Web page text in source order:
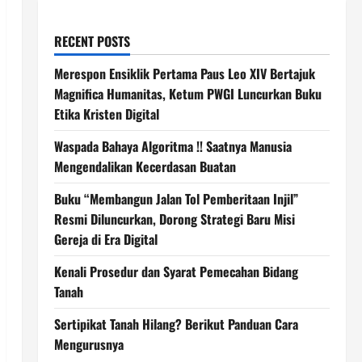
RECENT POSTS
Merespon Ensiklik Pertama Paus Leo XIV Bertajuk
Magnifica Humanitas, Ketum PWGI Luncurkan Buku
Etika Kristen Digital
Waspada Bahaya Algoritma !! Saatnya Manusia
Mengendalikan Kecerdasan Buatan
Buku “Membangun Jalan Tol Pemberitaan Injil”
Resmi Diluncurkan, Dorong Strategi Baru Misi
Gereja di Era Digital
Kenali Prosedur dan Syarat Pemecahan Bidang
Tanah
Sertipikat Tanah Hilang? Berikut Panduan Cara
Mengurusnya